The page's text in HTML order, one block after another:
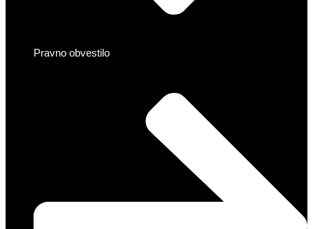
Pravno obvestilo